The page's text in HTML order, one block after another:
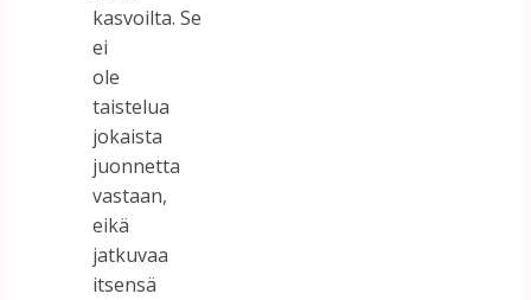
kasvoilta. Se
ei
ole
taistelua
jokaista
juonnetta
vastaan,
eikä
jatkuvaa
itsensä